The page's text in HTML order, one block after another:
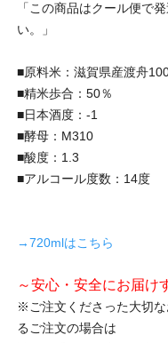
「この商品はクール便で
い。」
■原料米：滋賀県産渡舟
■精米歩合：50％
■日本酒度：-1
■酵母：M310
■酸度：1.3
■アルコール度数：14度
→720mlはこちら
～安心・安全にお届け
※ご注文くださった大切
るご注文の場合は